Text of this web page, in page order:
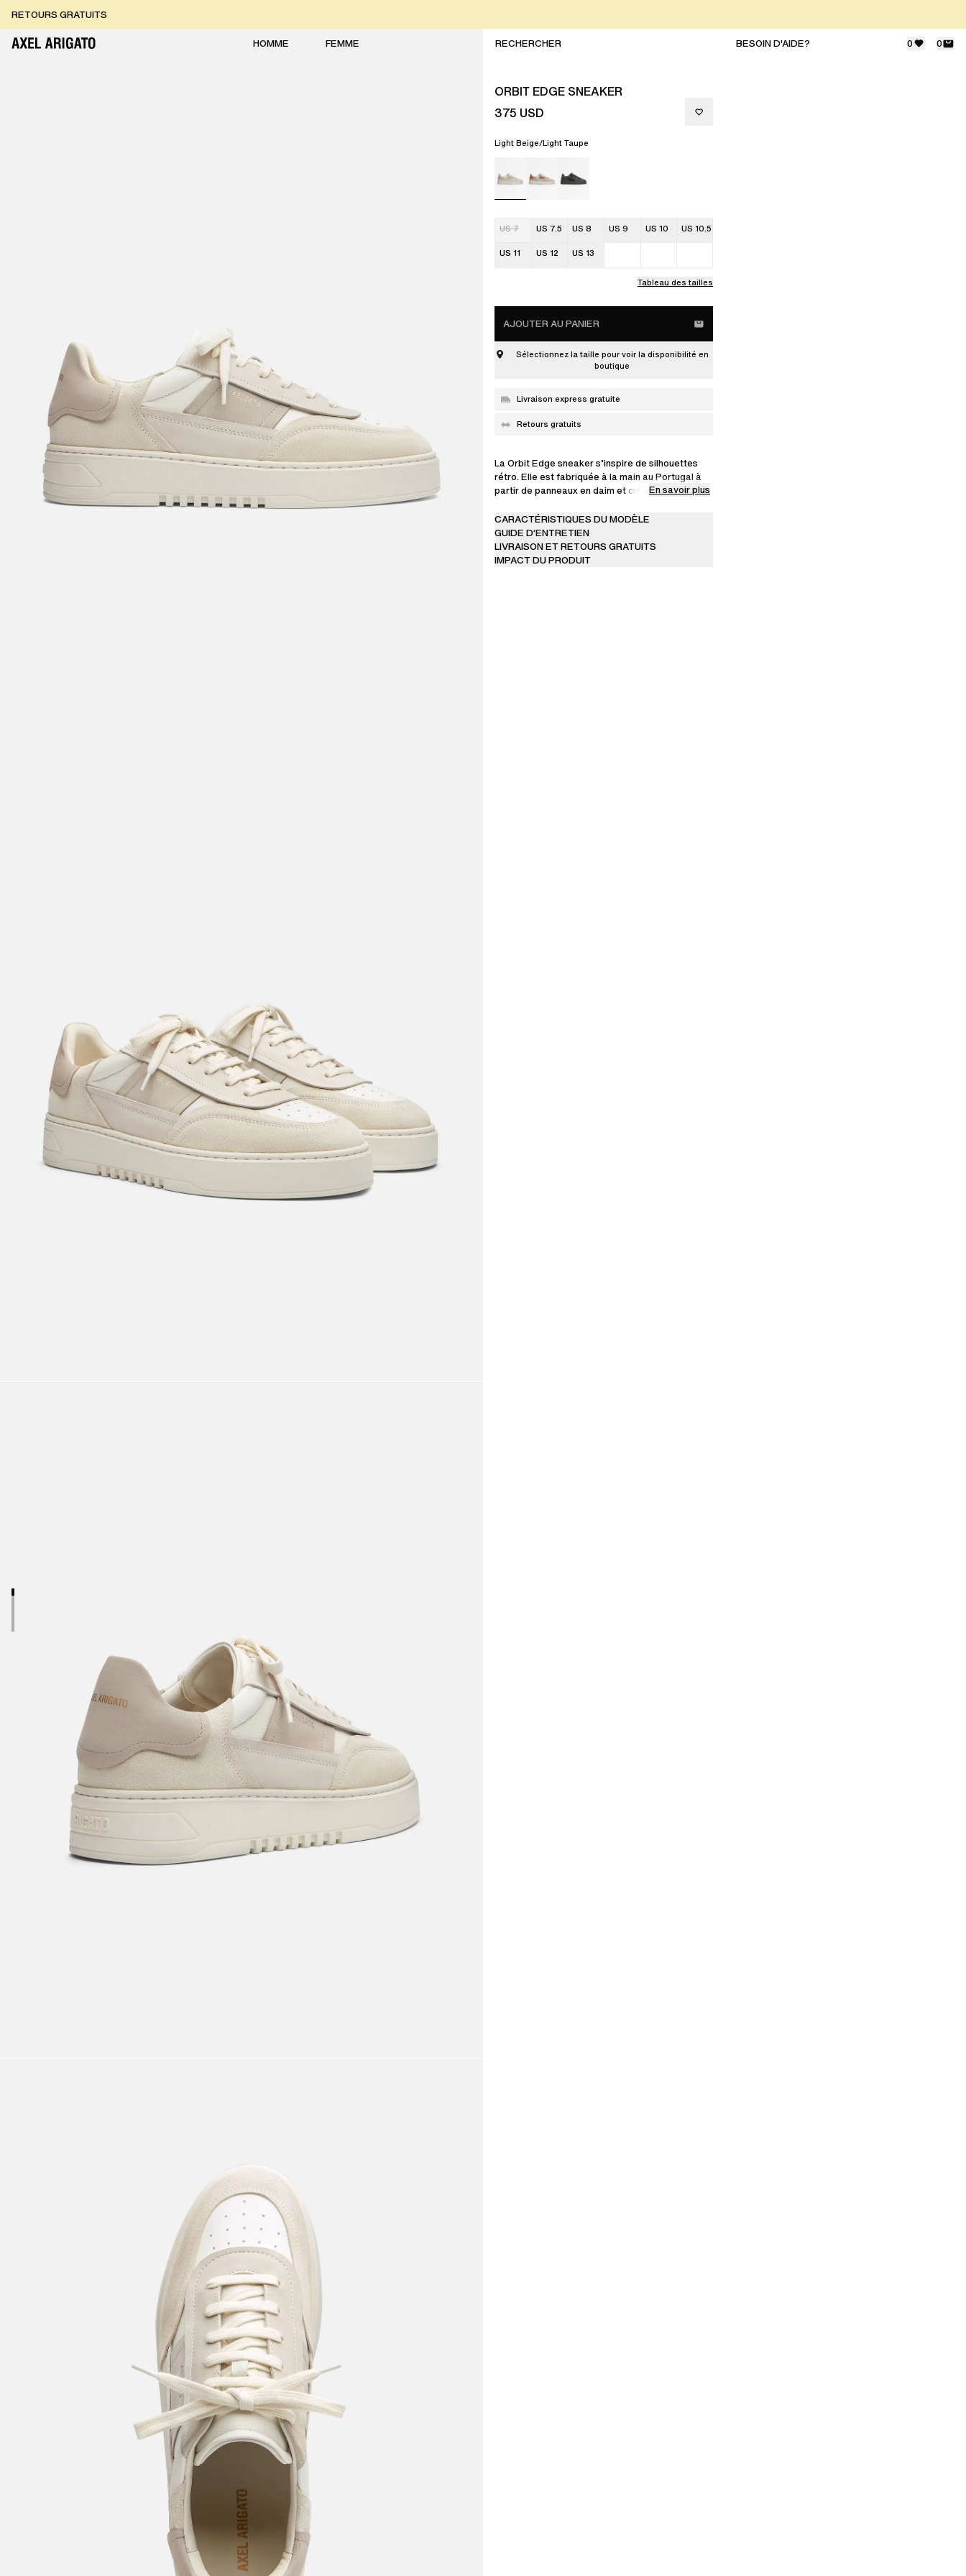
RETOURS GRATUITS
LIVRAISON EXPRESS GRATUITE
HOMME
FEMME BESOIN D'AIDE? 0 0
ORBIT EDGE SNEAKER
375 USD
Light Beige/Light Taupe
US 7 US 7.5 US 8 US 9 US 10 US 10.5
US 11 US 12 US 13
Tableau des tailles
AJOUTER AU PANIER
Sélectionnez la taille pour voir la disponibilité en
boutique
Livraison express gratuite
Retours gratuits
La Orbit Edge sneaker s’inspire de silhouettes
rétro. Elle est fabriquée à la main au Portugal à
partir de panneaux en daim et cuir premium,
finalisée par des logos dorés estampés.
En savoir plus
CARACTÉRISTIQUES DU MODÈLE
GUIDE D’ENTRETIEN
LIVRAISON ET RETOURS GRATUITS
IMPACT DU PRODUIT